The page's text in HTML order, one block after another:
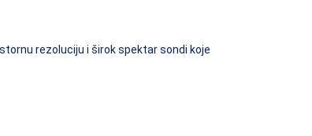
rezoluciju i širok spektar sondi koje